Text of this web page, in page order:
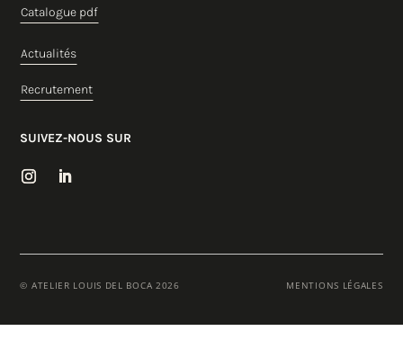
Catalogue pdf
Actualités
Recrutement
SUIVEZ-NOUS SUR
© ATELIER LOUIS DEL BOCA 2026 MENTIONS LÉGALES